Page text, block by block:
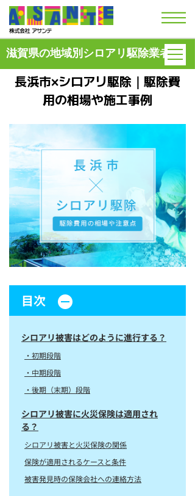
滋賀県の地域別シロアリ駆除業者
長浜市×シロアリ駆除｜駆除費
用の相場や施工事例
目次
シロアリ被害はどのように進行する？
・初期段階
・中期段階
・後期（末期）段階
シロアリ被害に火災保険は適用され
る？
シロアリ被害と火災保険の関係
保険が適用されるケースと条件
被害発見時の保険会社への連絡方法